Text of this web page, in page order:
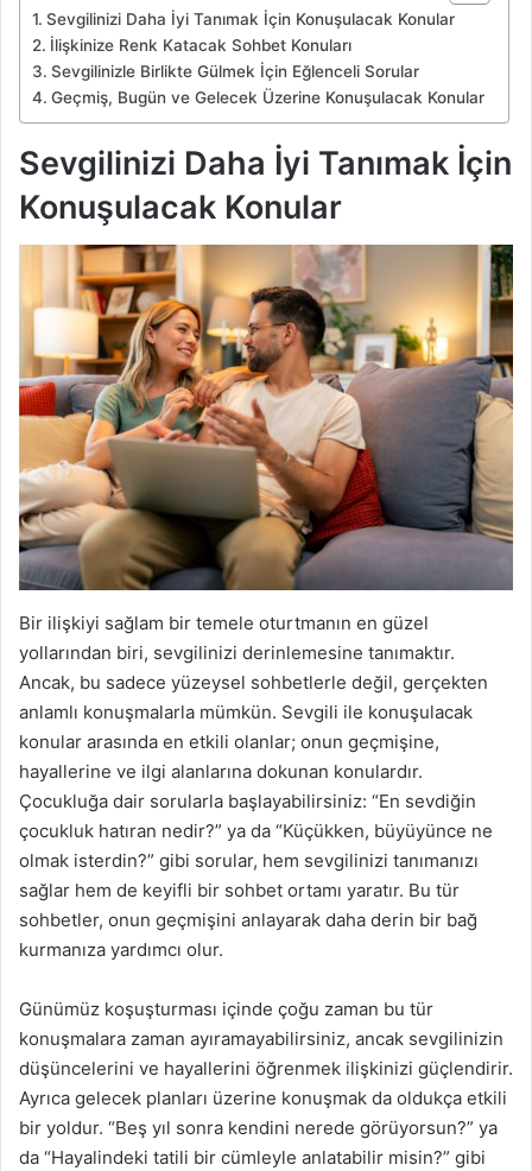
Sevgilinizi Daha İyi Tanımak İçin Konuşulacak Konular
İlişkinize Renk Katacak Sohbet Konuları
Sevgilinizle Birlikte Gülmek İçin Eğlenceli Sorular
Geçmiş, Bugün ve Gelecek Üzerine Konuşulacak Konular
Sevgilinizi Daha İyi Tanımak İçin
Konuşulacak Konular
Bir ilişkiyi sağlam bir temele oturtmanın en güzel
yollarından biri, sevgilinizi derinlemesine tanımaktır.
Ancak, bu sadece yüzeysel sohbetlerle değil, gerçekten
anlamlı konuşmalarla mümkün. Sevgili ile konuşulacak
konular arasında en etkili olanlar; onun geçmişine,
hayallerine ve ilgi alanlarına dokunan konulardır.
Çocukluğa dair sorularla başlayabilirsiniz: “En sevdiğin
çocukluk hatıran nedir?” ya da “Küçükken, büyüyünce ne
olmak isterdin?” gibi sorular, hem sevgilinizi tanımanızı
sağlar hem de keyifli bir sohbet ortamı yaratır. Bu tür
sohbetler, onun geçmişini anlayarak daha derin bir bağ
kurmanıza yardımcı olur.
Günümüz koşuşturması içinde çoğu zaman bu tür
konuşmalara zaman ayıramayabilirsiniz, ancak sevgilinizin
düşüncelerini ve hayallerini öğrenmek ilişkinizi güçlendirir.
Ayrıca gelecek planları üzerine konuşmak da oldukça etkili
bir yoldur. “Beş yıl sonra kendini nerede görüyorsun?” ya
da “Hayalindeki tatili bir cümleyle anlatabilir misin?” gibi